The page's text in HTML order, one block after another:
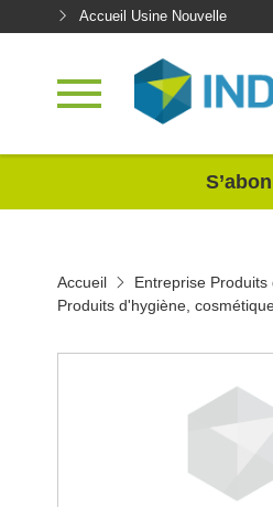
Accueil Usine Nouvelle
Accueil Entreprise
Produits d'hygiène,